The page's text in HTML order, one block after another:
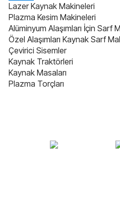
Lazer Kaynak Makineleri
Plazma Kesim Makineleri
Alüminyum Alaşımları İçin Sarf
Özel Alaşımları Kaynak Sarf
Çevirici Sisemler
Kaynak Traktörleri
Kaynak Masaları
Plazma Torçları